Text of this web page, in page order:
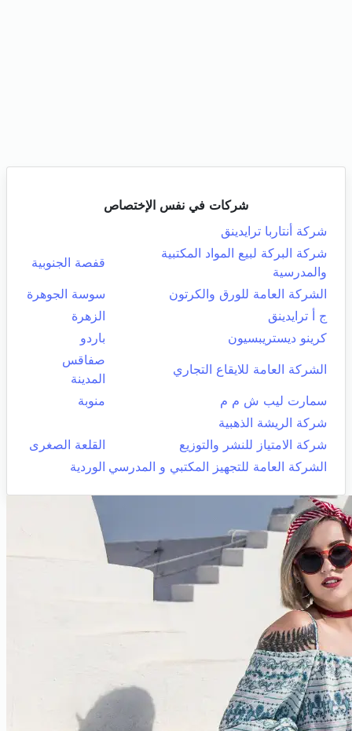
شركات في نفس الإختصاص
شركة أنتاربا ترايدينق
شركة البركة لبيع المواد المكتبية
والمدرسية
قفصة الجنوبية
الشركة العامة للورق والكرتون
سوسة الجوهرة
ج أ ترايدينق
الزهرة
كرينو ديستريبسيون
باردو
الشركة العامة للايقاع التجاري
صفاقس
المدينة
سمارت ليب ش م م
منوبة
شركة الريشة الذهبية
شركة الامتياز للنشر والتوزيع
القلعة الصغرى
الشركة العامة للتجهيز المكتبي و المدرسي الوردية